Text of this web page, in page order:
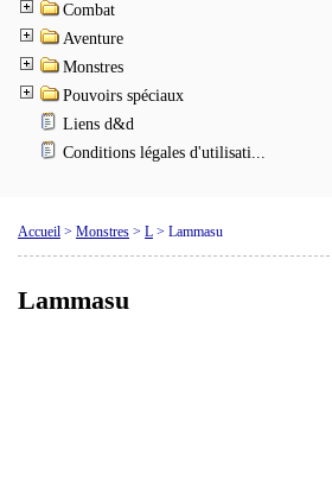
Combat
Aventure
Monstres
Pouvoirs spéciaux
Liens d&d
Conditions légales d'utilisati...
Accueil > Monstres > L > Lammasu
Lammasu